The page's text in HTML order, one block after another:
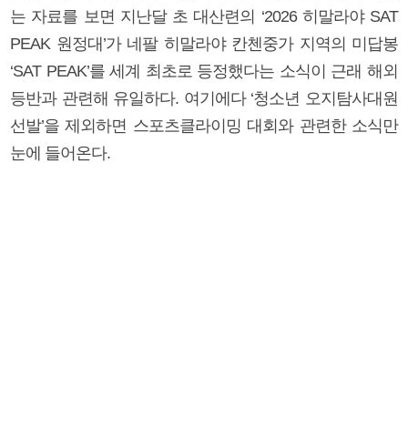
는 자료를 보면 지난달 초 대산련의 ‘2026 히말라야 SAT
PEAK 원정대’가 네팔 히말라야 칸첸중가 지역의 미답봉
‘SAT PEAK’를 세계 최초로 등정했다는 소식이 근래 해외
등반과 관련해 유일하다. 여기에다 ‘청소년 오지탐사대원
선발’을 제외하면 스포츠클라이밍 대회와 관련한 소식만
눈에 들어온다.